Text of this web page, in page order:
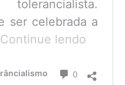
ser celebrada a
Continue lendo
é
0 Comentário